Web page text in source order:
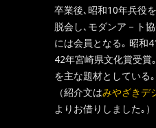
卒業後､昭和10年兵役
脱会し､モダンア－ト
には会員となる｡ 昭和
42年宮崎県文化賞受賞
を主な題材としている｡
（紹介文はみやざきデ
よりお借りしました｡）